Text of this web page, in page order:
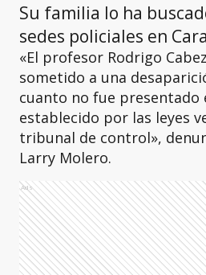
Su familia lo ha
sedes policiales en
«El profesor Rodrigo
sometido a una
cuanto no fue presentado
establecido por las leyes
tribunal de control»,
Larry Molero.
Ads